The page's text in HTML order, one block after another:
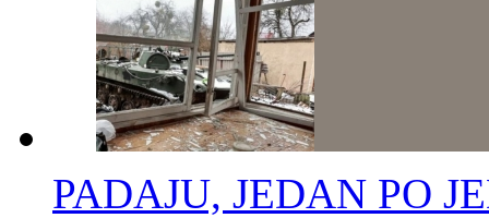
PADAJU, JEDAN PO